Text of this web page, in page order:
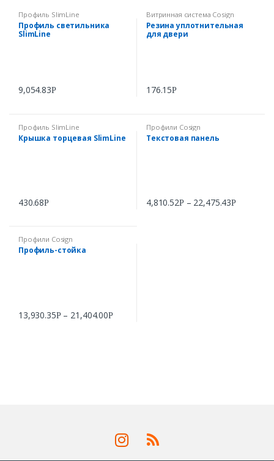
Профиль SlimLine
Профиль светильника
SlimLine
9,054.83Р
Витринная система Cosign
Резина уплотнительная
для двери
176.15Р
Профиль SlimLine
Крышка торцевая SlimLine
430.68Р
Профили Cosign
Текстовая панель
4,810.52Р– 22,475.43Р
Профили Cosign
Профиль-стойка
13,930.35Р– 21,404.00Р